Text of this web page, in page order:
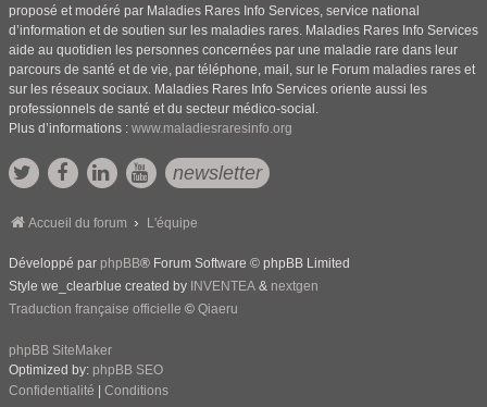
proposé et modéré par Maladies Rares Info Services, service national
d’information et de soutien sur les maladies rares. Maladies Rares Info Services
aide au quotidien les personnes concernées par une maladie rare dans leur
parcours de santé et de vie, par téléphone, mail, sur le Forum maladies rares et
sur les réseaux sociaux. Maladies Rares Info Services oriente aussi les
professionnels de santé et du secteur médico-social.
Plus d’informations : www.maladiesraresinfo.org
newsletter
Accueil du forum L'équipe
Développé par phpBB® Forum Software © phpBB Limited
Style we_clearblue created by INVENTEA & nextgen
Traduction française officielle © Qiaeru
phpBB SiteMaker
Optimized by: phpBB SEO
Confidentialité
Conditions